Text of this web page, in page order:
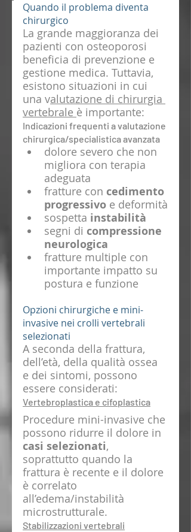
Quando il problema diventa
chirurgico
La grande maggioranza dei
pazienti con osteoporosi
beneficia di prevenzione e
gestione medica. Tuttavia,
esistono situazioni in cui
una valutazione di chirurgia
vertebrale è importante:
Indicazioni frequenti a valutazione
chirurgica/specialistica avanzata
dolore severo che non
migliora con terapia
adeguata
fratture con cedimento
progressivo e deformità
sospetta instabilità
segni di compressione
neurologica
fratture multiple con
importante impatto su
postura e funzione
Opzioni chirurgiche e mini-
invasive nei crolli vertebrali
selezionati
A seconda della frattura,
dell’età, della qualità ossea
e dei sintomi, possono
essere considerati:
Vertebroplastica e cifoplastica
Procedure mini-invasive che
possono ridurre il dolore in
casi selezionati,
soprattutto quando la
frattura è recente e il dolore
è correlato
all’edema/instabilità
microstrutturale.
Stabilizzazioni vertebrali